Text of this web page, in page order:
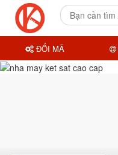
ĐỔI MÃ